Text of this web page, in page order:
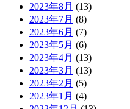
2023年8月 (13)
2023年7月 (8)
2023年6月 (7)
2023年5月 (6)
2023年4月 (13)
2023年3月 (13)
2023年2月 (5)
2023年1月 (4)